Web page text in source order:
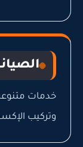
خدمات
وتركيب